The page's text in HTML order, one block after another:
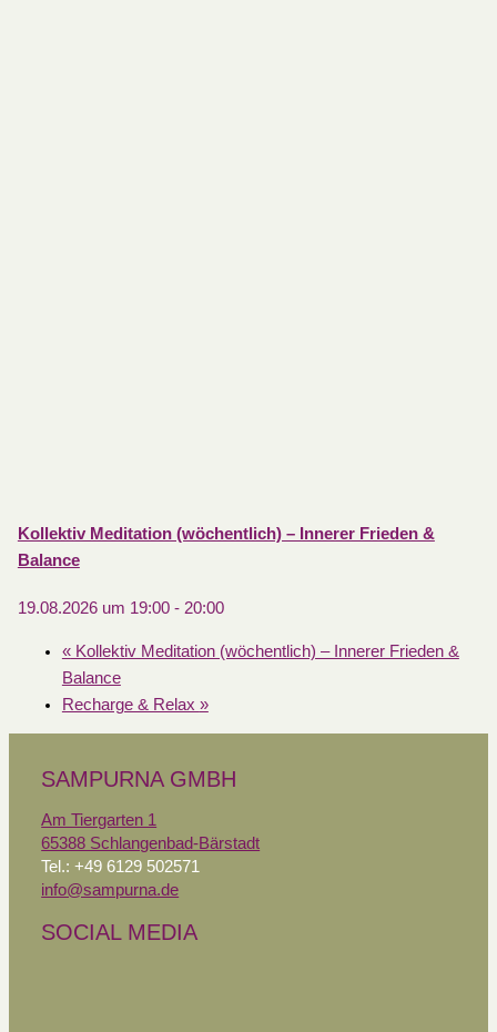
Kollektiv Meditation (wöchentlich) – Innerer Frieden &
Balance
19.08.2026 um 19:00- 20:00
«Kollektiv Meditation (wöchentlich) – Innerer Frieden &
Balance
Recharge & Relax »
SAMPURNA GMBH
Am Tiergarten 1
65388 Schlangenbad-Bärstadt
Tel.: +49 6129 502571
info@sampurna.de
SOCIAL MEDIA